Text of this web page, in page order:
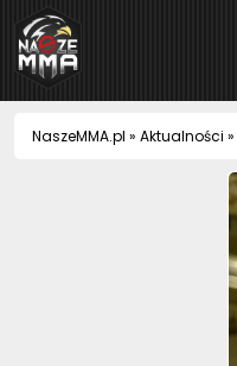
NaszeMMA
NaszeMMA.pl » Aktualności »